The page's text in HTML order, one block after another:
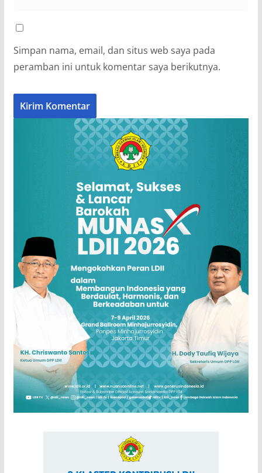
Simpan nama, email, dan situs web saya pada
peramban ini untuk komentar saya berikutnya.